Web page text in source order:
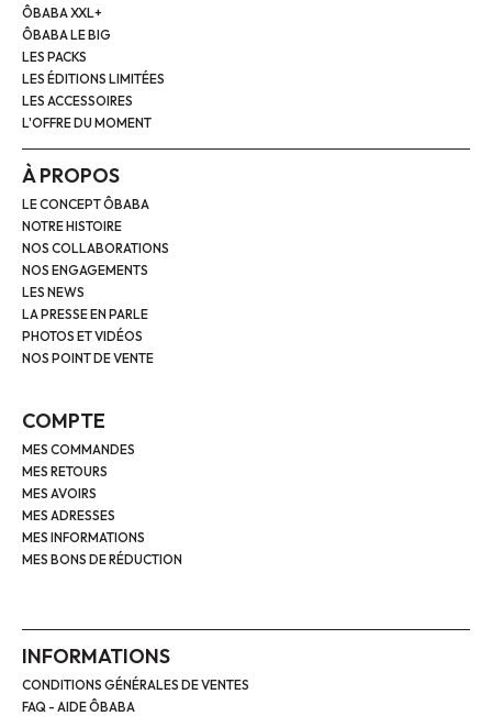
ÔBABA XXL+
ÔBABA LE BIG
LES PACKS
LES ÉDITIONS LIMITÉES
LES ACCESSOIRES
L'OFFRE DU MOMENT
À PROPOS
LE CONCEPT ÔBABA
NOTRE HISTOIRE
NOS COLLABORATIONS
NOS ENGAGEMENTS
LES NEWS
LA PRESSE EN PARLE
PHOTOS ET VIDÉOS
NOS POINT DE VENTE
COMPTE
MES COMMANDES
MES RETOURS
MES AVOIRS
MES ADRESSES
MES INFORMATIONS
MES BONS DE RÉDUCTION
INFORMATIONS
CONDITIONS GÉNÉRALES DE VENTES
FAQ - AIDE ÔBABA